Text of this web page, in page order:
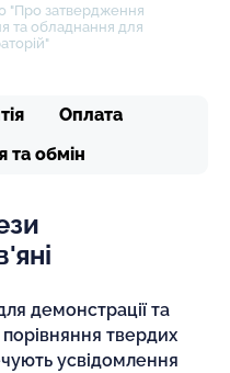
"Про затвердження
та обладнання для
Оплата
та обмін
демонстрації та
твердих
усвідомлення